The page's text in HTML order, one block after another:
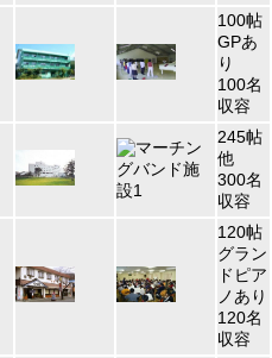
100帖
GPあ
り
100名
収容
245帖
他
300名
収容
120帖
グラン
ドピア
ノあり
120名
収容